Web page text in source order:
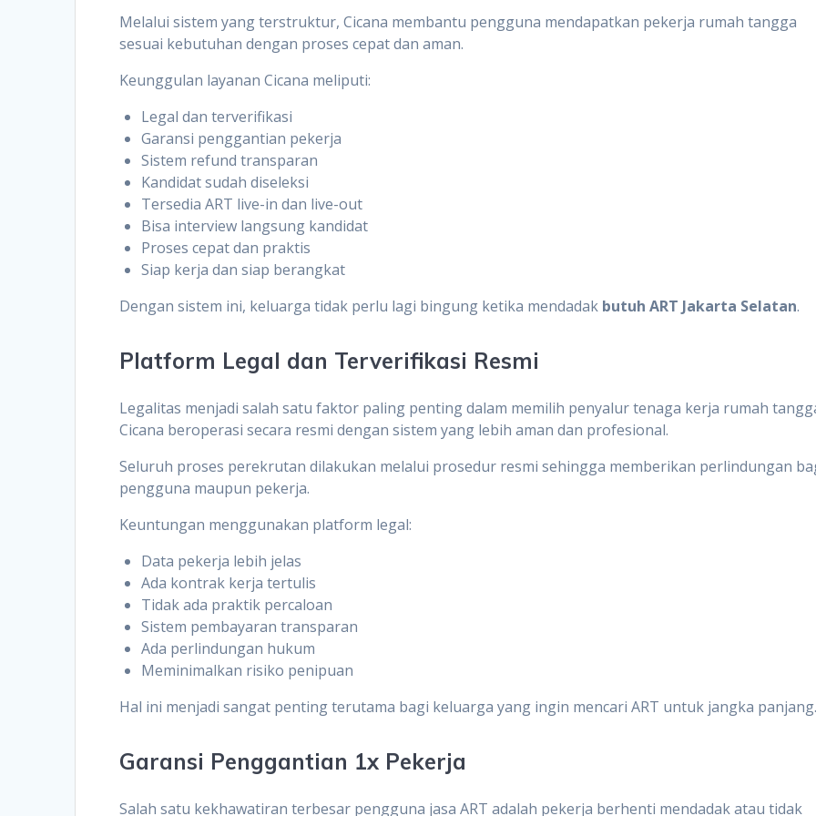
Melalui sistem yang terstruktur, Cicana membantu pengguna mendapatkan pekerja rumah tangga
sesuai kebutuhan dengan proses cepat dan aman.
Keunggulan layanan Cicana meliputi:
Legal dan terverifikasi
Garansi penggantian pekerja
Sistem refund transparan
Kandidat sudah diseleksi
Tersedia ART live-in dan live-out
Bisa interview langsung kandidat
Proses cepat dan praktis
Siap kerja dan siap berangkat
Dengan sistem ini, keluarga tidak perlu lagi bingung ketika mendadak butuh ART Jakarta Selatan.
Platform Legal dan Terverifikasi Resmi
Legalitas menjadi salah satu faktor paling penting dalam memilih penyalur tenaga kerja rumah
Cicana beroperasi secara resmi dengan sistem yang lebih aman dan profesional.
Seluruh proses perekrutan dilakukan melalui prosedur resmi sehingga memberikan perlindungan
pengguna maupun pekerja.
Keuntungan menggunakan platform legal:
Data pekerja lebih jelas
Ada kontrak kerja tertulis
Tidak ada praktik percaloan
Sistem pembayaran transparan
Ada perlindungan hukum
Meminimalkan risiko penipuan
Hal ini menjadi sangat penting terutama bagi keluarga yang ingin mencari ART untuk jangka
Garansi Penggantian 1x Pekerja
Salah satu kekhawatiran terbesar pengguna jasa ART adalah pekerja berhenti mendadak atau tidak